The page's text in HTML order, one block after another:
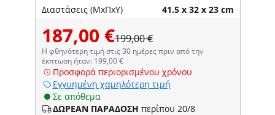
Διαστάσεις (ΜxΠxΥ) 41.5 x 32 x 23 cm
187,00 €199,00 €
Η φθηνότερη τιμή στις 30 ημέρες πριν από την
έκπτωση ήταν: 199,00 €
Προσφορά περιορισμένου χρόνου
Εγγυημένη χαμηλότερη τιμή
Σε απόθεμα
ΔΩΡΕΑΝ ΠΑΡΑΔΟΣΗ περίπου 20/8